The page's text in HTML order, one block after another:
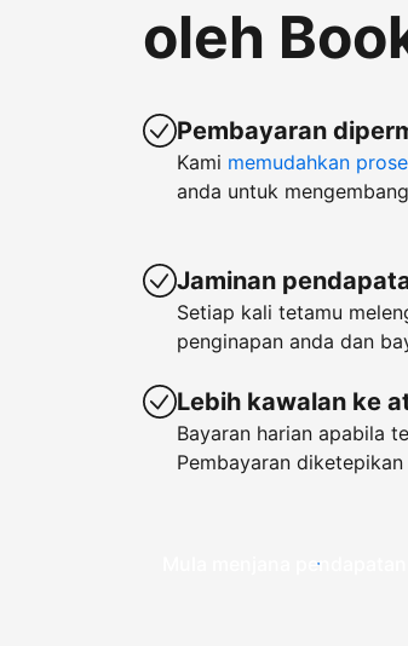
oleh
Pembayaran
Kami memudahkan
anda untuk
Jaminan
Setiap kali tetamu
penginapan anda dan
Lebih kawalan ke
Bayaran harian apabila
Pembayaran
Mula menjana pendapatan